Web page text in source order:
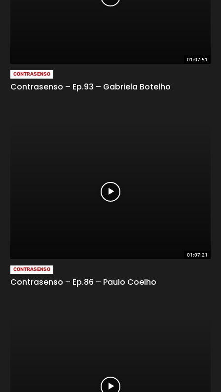
01:07:51
CONTRASENSO
Contrasenso – Ep.93 – Gabriela Botelho
01:07:21
CONTRASENSO
Contrasenso – Ep.86 – Paulo Coelho